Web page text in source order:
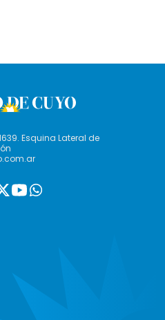
Esquina Lateral de